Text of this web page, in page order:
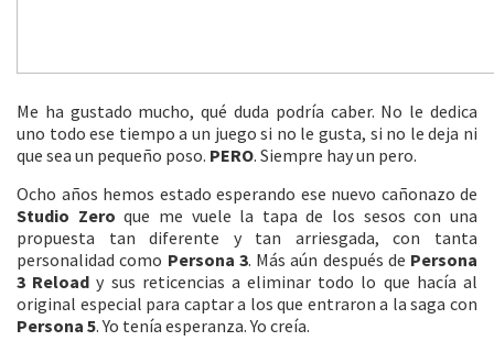
Me ha gustado mucho, qué duda podría caber. No le dedica
uno todo ese tiempo a un juego si no le gusta, si no le deja ni
que sea un pequeño poso. PERO. Siempre hay un pero.
Ocho años hemos estado esperando ese nuevo cañonazo de
Studio Zero que me vuele la tapa de los sesos con una
propuesta tan diferente y tan arriesgada, con tanta
personalidad como Persona 3. Más aún después de Persona
3 Reload y sus reticencias a eliminar todo lo que hacía al
original especial para captar a los que entraron a la saga con
Persona 5. Yo tenía esperanza. Yo creía.